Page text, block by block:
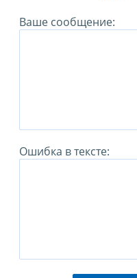
Ваше сообщение:
Ошибка в тексте: